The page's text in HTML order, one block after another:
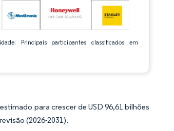
Principais participantes classificados em
para crescer de USD 96,61 bilhões
(2026-2031).